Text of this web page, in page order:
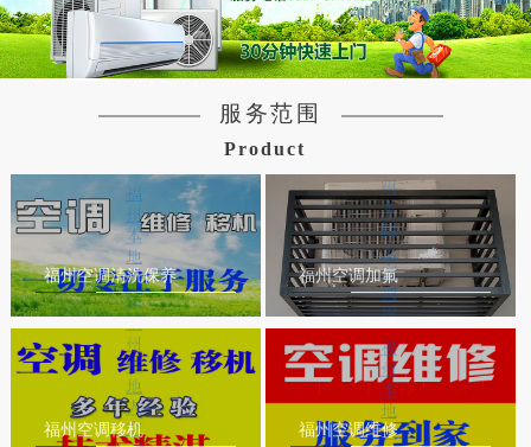
服务范围
Product
福州空调清洗保养 福州空调加氟
福州空调移机 福州空调维修